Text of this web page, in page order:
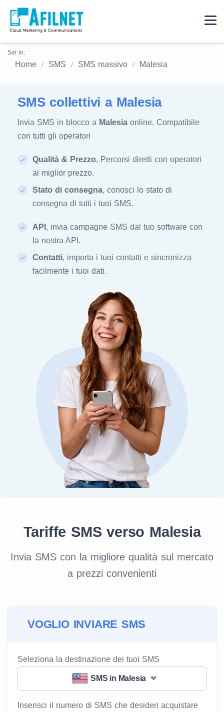
Sei in:
Home SMS SMS massivo Malesia
SMS collettivi a Malesia
Invia SMS in blocco a Malesia online. Compatibile
con tutti gli operatori
Qualità & Prezzo, Percorsi diretti con operatori
al miglior prezzo.
Stato di consegna, conosci lo stato di
consegna di tutti i tuoi SMS.
API , invia campagne SMS dal tuo software con
la nostra API.
Contatti, importa i tuoi contatti e sincronizza
facilmente i tuoi dati.
Tariffe SMS verso Malesia
Invia SMS con la migliore qualità sul mercato
a prezzi convenienti
VOGLIO INVIARE SMS
Seleziona la destinazione dei tuoi SMS
SMS in Malesia
Inserisci il numero di SMS che desideri acquistare